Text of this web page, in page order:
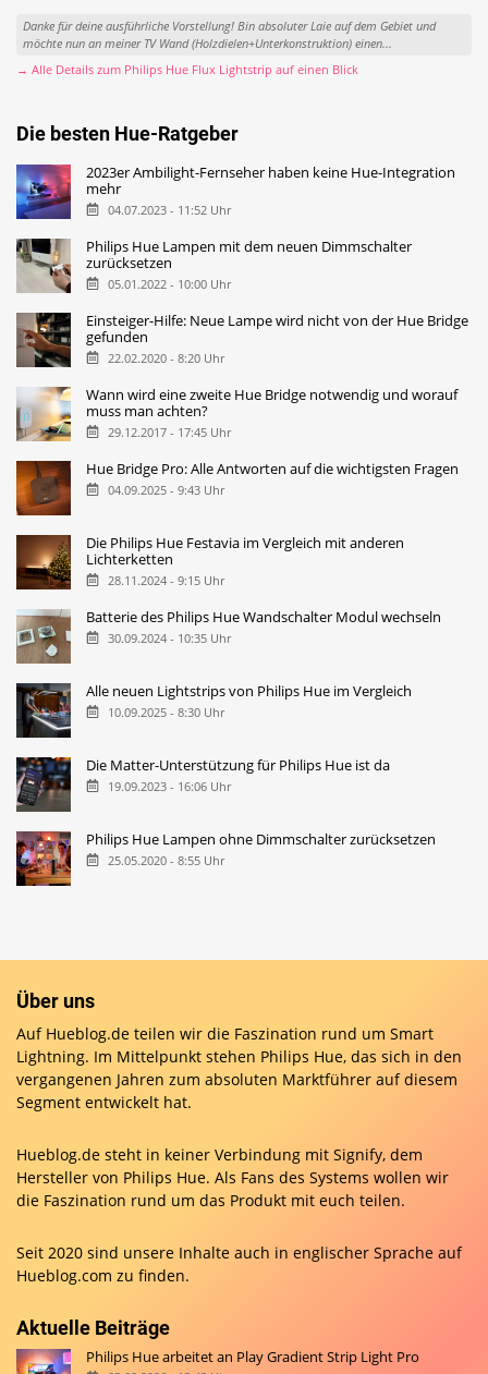
Danke für deine ausführliche Vorstellung! Bin absoluter Laie auf dem Gebiet und
möchte nun an meiner TV Wand (Holzdielen+Unterkonstruktion) einen...
→ Alle Details zum Philips Hue Flux Lightstrip auf einen Blick
Die besten Hue-Ratgeber
2023er Ambilight-Fernseher haben keine Hue-Integration
mehr
04.07.2023 - 11:52 Uhr
Philips Hue Lampen mit dem neuen Dimmschalter
zurücksetzen
05.01.2022 - 10:00 Uhr
Einsteiger-Hilfe: Neue Lampe wird nicht von der Hue Bridge
gefunden
22.02.2020 - 8:20 Uhr
Wann wird eine zweite Hue Bridge notwendig und worauf
muss man achten?
29.12.2017 - 17:45 Uhr
Hue Bridge Pro: Alle Antworten auf die wichtigsten Fragen
04.09.2025 - 9:43 Uhr
Die Philips Hue Festavia im Vergleich mit anderen
Lichterketten
28.11.2024 - 9:15 Uhr
Batterie des Philips Hue Wandschalter Modul wechseln
30.09.2024 - 10:35 Uhr
Alle neuen Lightstrips von Philips Hue im Vergleich
10.09.2025 - 8:30 Uhr
Die Matter-Unterstützung für Philips Hue ist da
19.09.2023 - 16:06 Uhr
Philips Hue Lampen ohne Dimmschalter zurücksetzen
25.05.2020 - 8:55 Uhr
Über uns
Auf Hueblog.de teilen wir die Faszination rund um Smart
Lightning. Im Mittelpunkt stehen Philips Hue, das sich in den
vergangenen Jahren zum absoluten Marktführer auf diesem
Segment entwickelt hat.
Hueblog.de steht in keiner Verbindung mit Signify, dem
Hersteller von Philips Hue. Als Fans des Systems wollen wir
die Faszination rund um das Produkt mit euch teilen.
Seit 2020 sind unsere Inhalte auch in englischer Sprache auf
Hueblog.com zu finden.
Aktuelle Beiträge
Philips Hue arbeitet an Play Gradient Strip Light Pro